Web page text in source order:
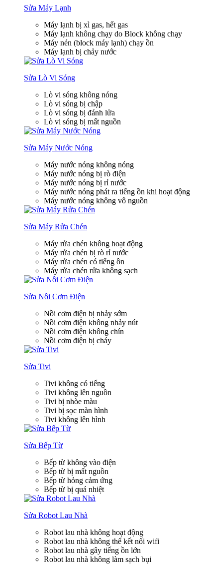
Sửa Máy Lạnh
Máy lạnh bị xì gas, hết gas
Máy lạnh không chạy do Block không chạy
Máy nén (block máy lạnh) chạy ồn
Máy lạnh bị chảy nước
Sửa Lò Vi Sóng
Lò vi sóng không nóng
Lò vi sóng bị chập
Lò vi sóng bị đánh lửa
Lò vi sóng bị mất nguồn
Sửa Máy Nước Nóng
Máy nước nóng không nóng
Máy nước nóng bị rò điện
Máy nước nóng bị rỉ nước
Máy nước nóng phát ra tiếng ồn khi hoạt động
Máy nước nóng không vô nguồn
Sửa Máy Rửa Chén
Máy rửa chén không hoạt động
Máy rửa chén bị rò rỉ nước
Máy rửa chén có tiếng ồn
Máy rửa chén rửa không sạch
Sửa Nồi Cơm Điện
Nồi cơm điện bị nhảy sớm
Nồi cơm điện không nhảy nút
Nồi cơm điện không chín
Nồi cơm điện bị cháy
Sửa Tivi
Tivi không có tiếng
Tivi không lên nguồn
Tivi bị nhòe màu
Tivi bị sọc màn hình
Tivi không lên hình
Sửa Bếp Từ
Bếp từ không vào điện
Bếp từ bị mất nguồn
Bếp từ hỏng cảm ứng
Bếp từ bị quá nhiệt
Sửa Robot Lau Nhà
Robot lau nhà không hoạt động
Robot lau nhà không thể kết nối wifi
Robot lau nhà gây tiếng ồn lớn
Robot lau nhà không làm sạch bụi